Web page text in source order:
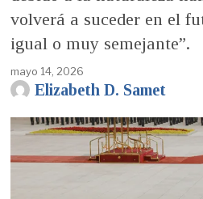
volverá a suceder en el
igual o muy semejante”.
mayo 14, 2026
Elizabeth D. Samet